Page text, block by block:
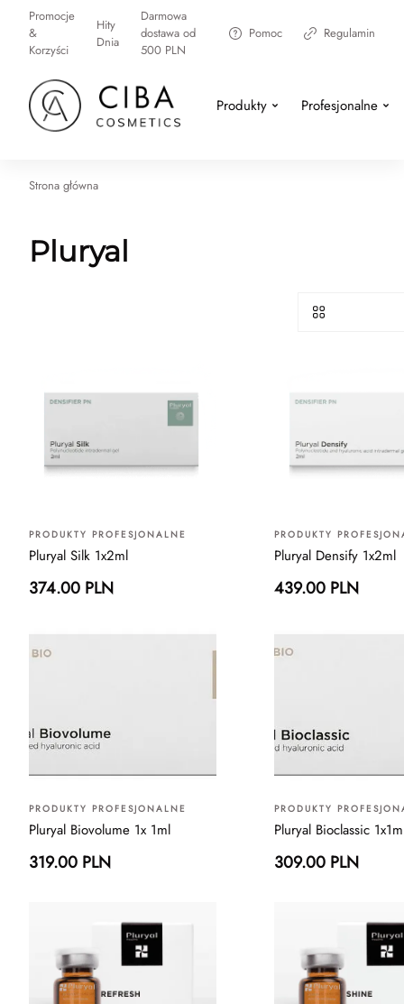
Promocje
&
Korzyści
Hity
Dnia
Darmowa
dostawa od
500 PLN
Pomoc Regulamin
Produkty Profesjonalne
Strona główna
Pluryal
PRODUKTY PROFESJONALNE
Pluryal Silk 1x2ml
374.00 PLN
PRODUKTY
Pluryal Densify 1x2ml
439.00 PLN
PRODUKTY PROFESJONALNE
Pluryal Biovolume 1x 1ml
319.00 PLN
PRODUKTY
Pluryal Bioclassic
309.00 PLN